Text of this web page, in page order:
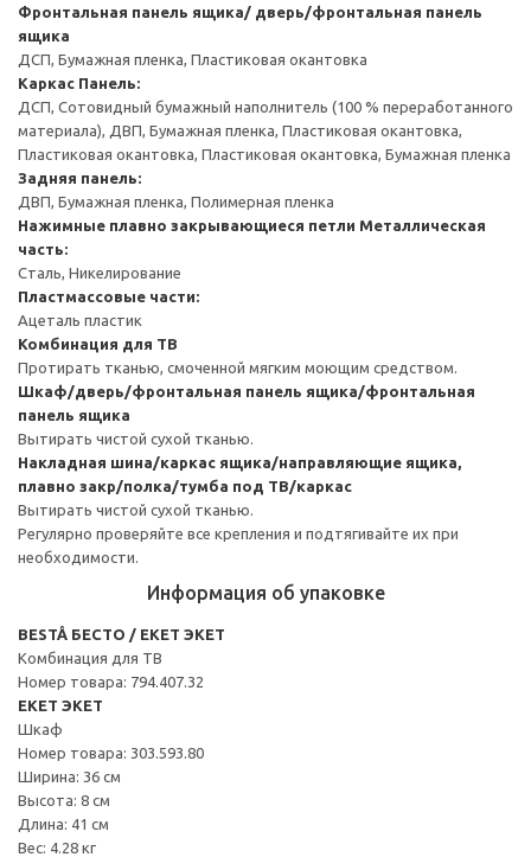
Фронтальная панель ящика/ дверь/фронтальная панель
ящика
ДСП, Бумажная пленка, Пластиковая окантовка
Каркас Панель:
ДСП, Сотовидный бумажный наполнитель (100 % переработанного
материала), ДВП, Бумажная пленка, Пластиковая окантовка,
Пластиковая окантовка, Пластиковая окантовка, Бумажная пленка
Задняя панель:
ДВП, Бумажная пленка, Полимерная пленка
Нажимные плавно закрывающиеся петли Металлическая
часть:
Сталь, Никелирование
Пластмассовые части:
Ацеталь пластик
Комбинация для ТВ
Протирать тканью, смоченной мягким моющим средством.
Шкаф/дверь/фронтальная панель ящика/фронтальная
панель ящика
Вытирать чистой сухой тканью.
Накладная шина/каркас ящика/направляющие ящика,
плавно закр/полка/тумба под ТВ/каркас
Вытирать чистой сухой тканью.
Регулярно проверяйте все крепления и подтягивайте их при
необходимости.
Информация об упаковке
BESTÅ БЕСТО / EKET ЭКЕТ
Комбинация для ТВ
Номер товара: 794.407.32
EKET ЭКЕТ
Шкаф
Номер товара: 303.593.80
Ширина: 36 см
Высота: 8 см
Длина: 41 см
Вес: 4.28 кг